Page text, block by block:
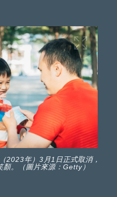
2023年）3月1日正式取消，
。（圖片來源：Getty）